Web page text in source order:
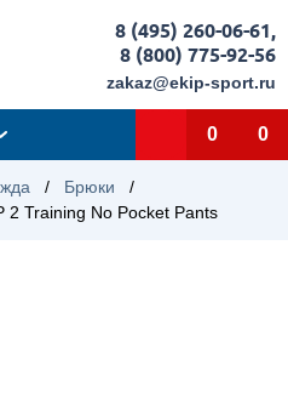
8 (495) 260-06-61,
8 (800) 775-92-56
zakaz@ekip-sport.ru
0 0
/ Брюки
/
2 Training No Pocket Pants